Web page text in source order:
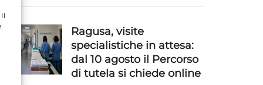
Ragusa, visite
specialistiche in attesa:
dal 10 agosto il Percorso
di tutela si chiede online